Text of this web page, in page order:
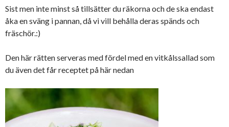
Sist men inte minst så tillsätter du räkorna och de ska endast
åka en sväng i pannan, då vi vill behålla deras spänds och
fräschör.:)
Den här rätten serveras med fördel med en vitkålssallad som
du även det får receptet på här nedan